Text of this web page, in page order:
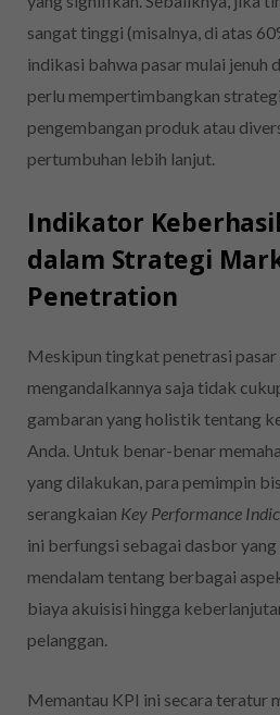
sangat tinggi (misalnya, di atas
indikasi bahwa pasar mulai jenuh
perlu mempertimbangkan
pengembangan produk atau
pertumbuhan lebih lanjut.
Indikator
dalam Strategi
Penetration
Meskipun tingkat penetrasi
mengandalkannya saja tidak
gambaran yang holistik tentang
Anda. Untuk benar-benar
yang dilakukan, para pemimpin
serangkaian Key Performance
ini berfungsi sebagai dasbor
mendalam tentang berbagai
biaya akuisisi hingga
pelanggan.
Memantau KPI ini secara teratur